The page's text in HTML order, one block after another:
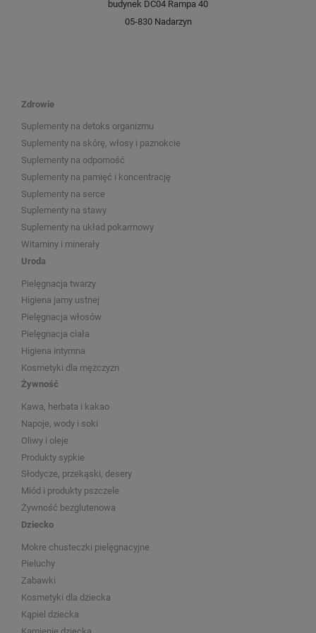
budynek DC04 Rampa 40
05-830 Nadarzyn
Zdrowie
Suplementy na detoks organizmu
Suplementy na skórę, włosy i paznokcie
Suplementy na odporność
Suplementy na pamięć i koncentrację
Suplementy na serce
Suplementy na stawy
Suplementy na układ pokarmowy
Witaminy i minerały
Uroda
Pielęgnacja twarzy
Higiena jamy ustnej
Pielęgnacja włosów
Pielęgnacja ciała
Higiena intymna
Kosmetyki dla mężczyzn
Żywność
Kawa, herbata i kakao
Napoje, wody i soki
Oliwy i oleje
Produkty sypkie
Słodycze, przekąski, desery
Miód i produkty pszczele
Żywność bezglutenowa
Dziecko
Mokre chusteczki pielęgnacyjne
Pieluchy
Zabawki
Kosmetyki dla dziecka
Kąpiel dziecka